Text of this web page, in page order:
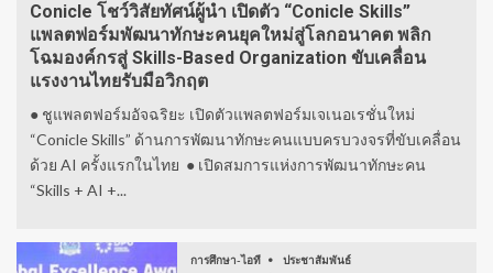
Conicle โชว์วิสัยทัศน์ผู้นำ เปิดตัว “Conicle Skills”
แพลตฟอร์มพัฒนาทักษะคนยุคใหม่สู่โลกอนาคต พลิก
โฉมองค์กรสู่ Skills-Based Organization ขับเคลื่อน
แรงงานไทยรับมือวิกฤต
● ชูแพลตฟอร์มอัจฉริยะ เปิดตัวแพลตฟอร์มเจเนอเรชั่นใหม่
“Conicle Skills” ด้านการพัฒนาทักษะคนแบบครบวงจรที่ขับเคลื่อน
ด้วย AI ครั้งแรกในไทย ● เปิดสมการแห่งการพัฒนาทักษะคน
“Skills + AI +...
การศึกษา-ไอที ประชาสัมพันธ์